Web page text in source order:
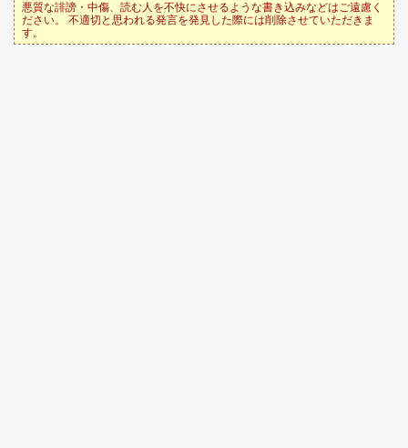
悪質な誹謗・中傷、読む人を不快にさせるような書き込みなどはご遠慮く
ださい。 不適切と思われる発言を発見した際には削除させていただきま
す。